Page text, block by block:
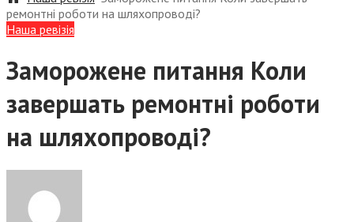
ремонтні роботи на шляхопроводі?
Наша ревізія
Заморожене питання Коли
завершать ремонтні роботи
на шляхопроводі?